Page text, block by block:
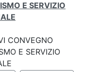
E SERVIZIO
CONVEGNO
E SERVIZIO